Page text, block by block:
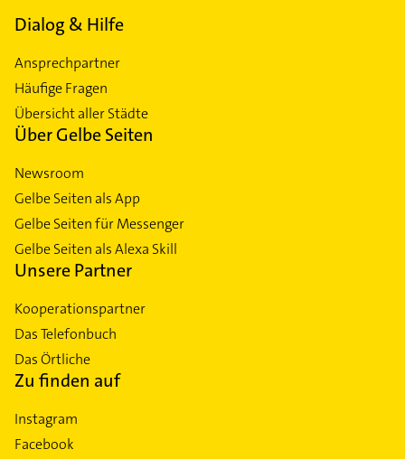
Dialog & Hilfe
Ansprechpartner
Häufige Fragen
Übersicht aller Städte
Über Gelbe Seiten
Newsroom
Gelbe Seiten als App
Gelbe Seiten für Messenger
Gelbe Seiten als Alexa Skill
Unsere Partner
Kooperationspartner
Das Telefonbuch
Das Örtliche
Zu finden auf
Instagram
Facebook